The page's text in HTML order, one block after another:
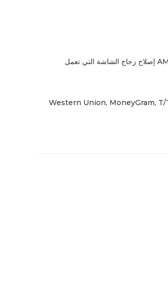
AMT2507 AMT 2507 AMT-2507 إصلاح زجاج الشاشة التي تعمل
Western Union, MoneyGram, T/